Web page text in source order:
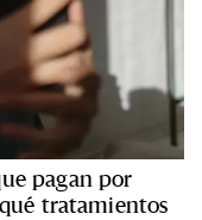
pagan por
tratamientos